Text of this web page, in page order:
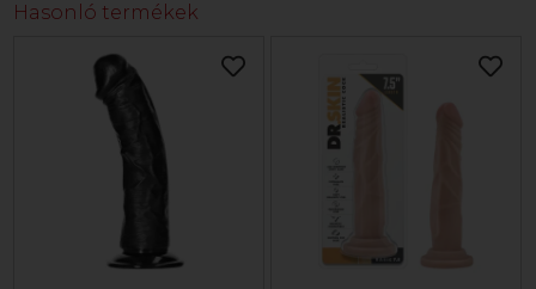
Hasonló termékek